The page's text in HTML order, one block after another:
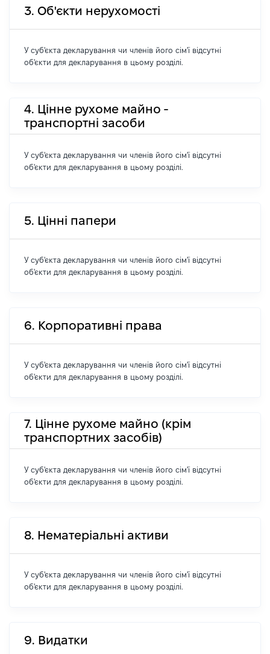
3. Об'єкти нерухомості
У суб'єкта декларування чи членів його сім'ї відсутні
об'єкти для декларування в цьому розділі.
4. Цінне рухоме майно -
транспортні засоби
У суб'єкта декларування чи членів його сім'ї відсутні
об'єкти для декларування в цьому розділі.
5. Цінні папери
У суб'єкта декларування чи членів його сім'ї відсутні
об'єкти для декларування в цьому розділі.
6. Корпоративні права
У суб'єкта декларування чи членів його сім'ї відсутні
об'єкти для декларування в цьому розділі.
7. Цінне рухоме майно (крім
транспортних засобів)
У суб'єкта декларування чи членів його сім'ї відсутні
об'єкти для декларування в цьому розділі.
8. Нематеріальні активи
У суб'єкта декларування чи членів його сім'ї відсутні
об'єкти для декларування в цьому розділі.
9. Видатки